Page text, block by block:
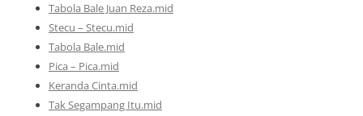
Tabola Bale Juan Reza.mid
Stecu – Stecu.mid
Tabola Bale.mid
Pica – Pica.mid
Keranda Cinta.mid
Tak Segampang Itu.mid